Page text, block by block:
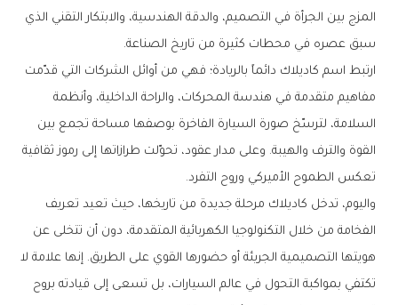
المزج بين الجرأة في التصميم، والدقة الهندسية، والابتكار التقني الذي
سبق عصره في محطات كثيرة من تاريخ الصناعة.
ارتبط اسم كاديلاك دائماً بالريادة؛ فهي من أوائل الشركات التي قدّمت
مفاهيم متقدمة في هندسة المحركات، والراحة الداخلية، وأنظمة
السلامة، لترسّخ صورة السيارة الفاخرة بوصفها مساحة تجمع بين
القوة والترف والهيبة. وعلى مدار عقود، تحوّلت طرازاتها إلى رموز ثقافية
تعكس الطموح الأميركي وروح التفرد.
واليوم، تدخل كاديلاك مرحلة جديدة من تاريخها، حيث تعيد تعريف
الفخامة من خلال التكنولوجيا الكهربائية المتقدمة، دون أن تتخلى عن
هويتها التصميمية الجريئة أو حضورها القوي على الطريق. إنها علامة لا
تكتفي بمواكبة التحول في عالم السيارات، بل تسعى إلى قيادته بروح